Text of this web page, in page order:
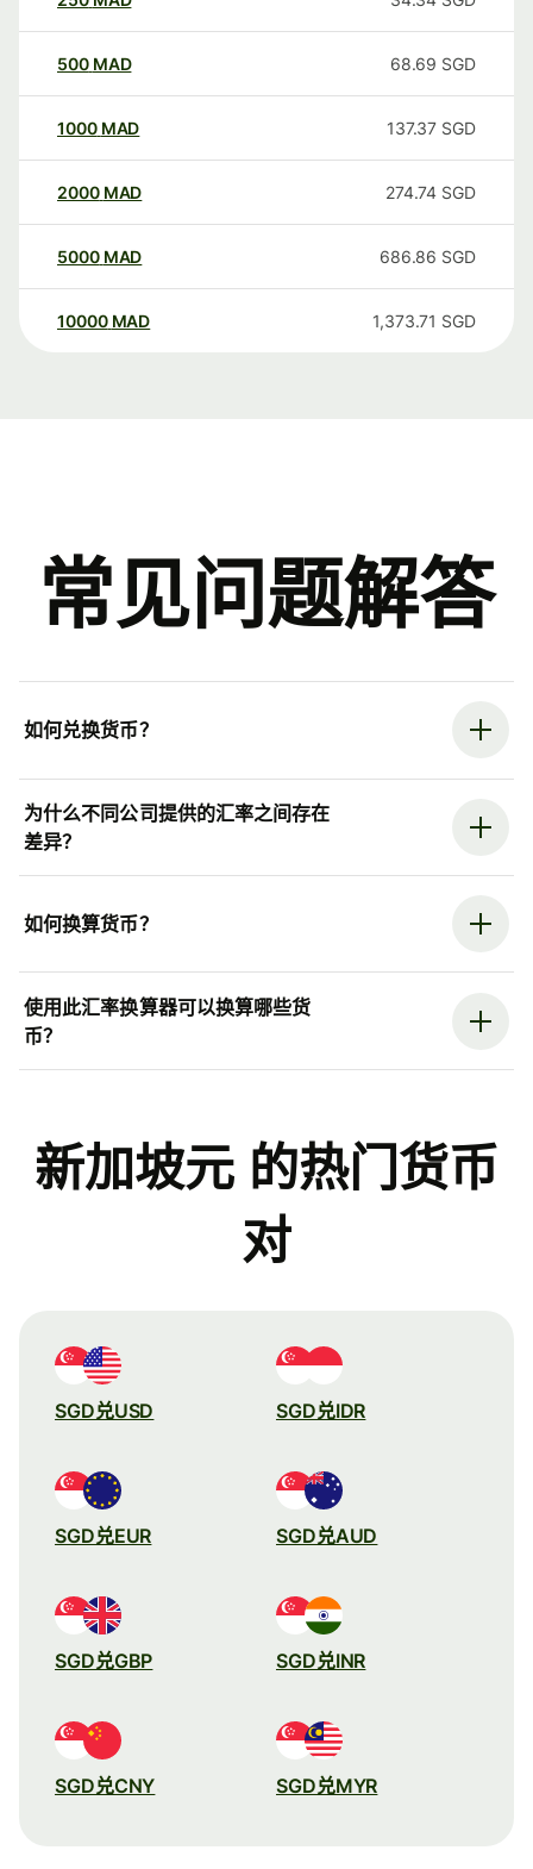
500 MAD 68.69 SGD
1000 MAD 137.37 SGD
2000 MAD 274.74 SGD
5000 MAD 686.86 SGD
10000 MAD 1,373.71 SGD
常见问题解答
如何兑换货币？
为什么不同公司提供的汇率之间存在
差异？
如何换算货币？
使用此汇率换算器可以换算哪些货
币？
新加坡元 的热门货币
对
SGD兑USD SGD兑IDR
SGD兑EUR SGD兑AUD
SGD兑GBP SGD兑INR
SGD兑CNY SGD兑MYR